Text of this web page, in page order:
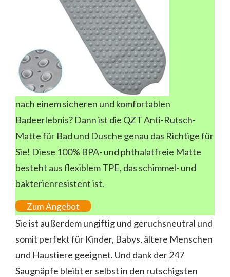
nach einem sicheren und komfortablen
Badeerlebnis? Dann ist die QZT Anti-Rutsch-
Matte für Bad und Dusche genau das Richtige für
Sie! Diese 100% BPA- und phthalatfreie Matte
besteht aus flexiblem TPE, das schimmel- und
bakterienresistent ist.
Zum Angebot
Sie ist außerdem ungiftig und geruchsneutral und
somit perfekt für Kinder, Babys, ältere Menschen
und Haustiere geeignet. Und dank der 247
Saugnäpfe bleibt er selbst in den rutschigsten